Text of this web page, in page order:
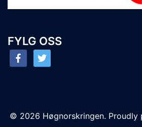
FYLG OSS
facebooktwitter
© 2026 Høgnorskringen. Proudly